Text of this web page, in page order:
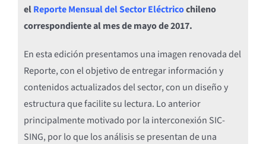
elReporte Mensual del Sector Eléctricochileno
correspondiente al mes de mayo de 2017.
En esta edición presentamos una imagen renovada del
Reporte, con el objetivo de entregar información y
contenidos actualizados del sector, con un diseño y
estructura que facilite su lectura. Lo anterior
principalmente motivado por la interconexión SIC-
SING, por lo que los análisis se presentan de una